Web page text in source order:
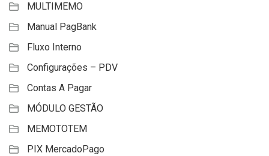
MULTIMEMO
Manual PagBank
Fluxo Interno
Configurações – PDV
Contas A Pagar
MÓDULO GESTÃO
MEMOTOTEM
PIX MercadoPago